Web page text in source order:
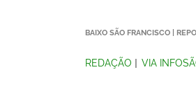
BAIXO SÃO FRANCISCO |
REDAÇÃO VIA